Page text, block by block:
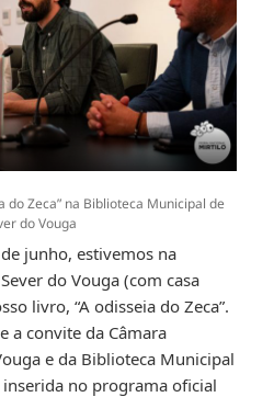
do Zeca” na Biblioteca Municipal de
do Vouga
junho, estivemos na
do Vouga (com casa
livro, “A odisseia do Zeca”.
a convite da Câmara
e da Biblioteca Municipal
no programa oficial